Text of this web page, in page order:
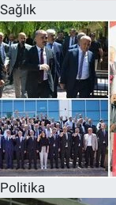
Sağlık
Politika